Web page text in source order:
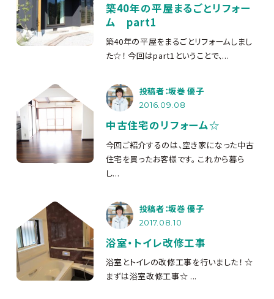
築40年の平屋まるごとリフォー
ム part1
築40年の平屋をまるごとリフォームしまし
た☆！ 今回はpart1ということで、...
投稿者：坂巻 優子
2016.09.08
中古住宅のリフォーム☆
今回ご紹介するのは、空き家になった中古
住宅を買ったお客様です。 これから暮ら
し...
投稿者：坂巻 優子
2017.08.10
浴室・トイレ改修工事
浴室とトイレの改修工事を行いました！ ☆
まずは浴室改修工事☆ ...